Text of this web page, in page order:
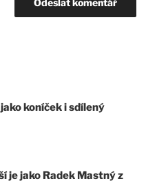
koníček i sdílený
je jako Radek Mastný z